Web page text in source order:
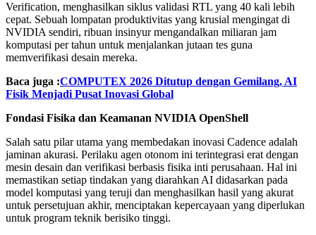
Verification, menghasilkan siklus validasi RTL yang 40 kali lebih
cepat. Sebuah lompatan produktivitas yang krusial mengingat di
NVIDIA sendiri, ribuan insinyur mengandalkan miliaran jam
komputasi per tahun untuk menjalankan jutaan tes guna
memverifikasi desain mereka.
Baca juga :COMPUTEX 2026 Ditutup dengan Gemilang, AI
Fisik Menjadi Pusat Inovasi Global
Fondasi Fisika dan Keamanan NVIDIA OpenShell
Salah satu pilar utama yang membedakan inovasi Cadence adalah
jaminan akurasi. Perilaku agen otonom ini terintegrasi erat dengan
mesin desain dan verifikasi berbasis fisika inti perusahaan. Hal ini
memastikan setiap tindakan yang diarahkan AI didasarkan pada
model komputasi yang teruji dan menghasilkan hasil yang akurat
untuk persetujuan akhir, menciptakan kepercayaan yang diperlukan
untuk program teknik berisiko tinggi.